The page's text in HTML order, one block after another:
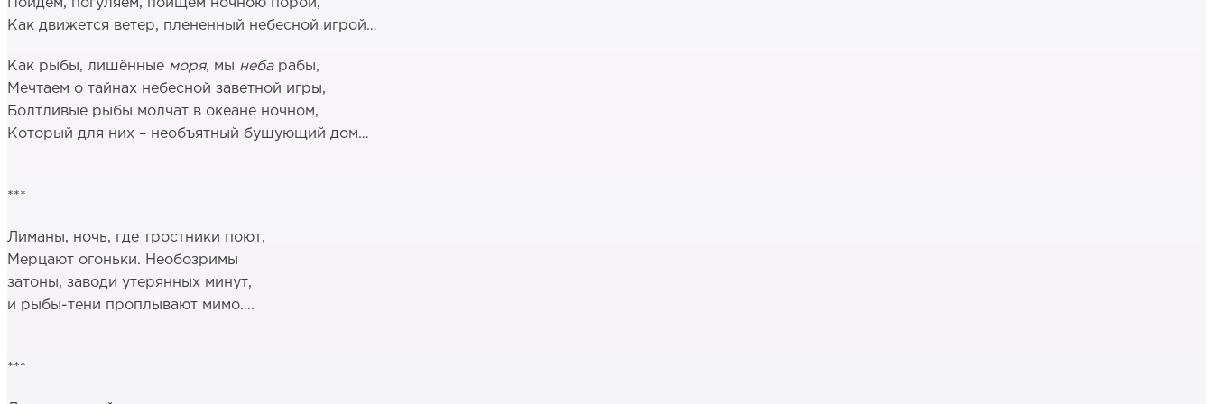
Пойдём, погуляем, поищем ночною порой,
Как движется ветер, плененный небесной игрой…
Как рыбы, лишённые моря, мы небарабы,
Мечтаем о тайнах небесной заветной игры,
Болтливые рыбы молчат в океане ночном,
Который для них – необъятный бушующий дом…
***
Лиманы, ночь, где тростники поют,
Мерцают огоньки. Необозримы
затоны, заводи утерянных минут,
и рыбы-тени проплывают мимо….
***